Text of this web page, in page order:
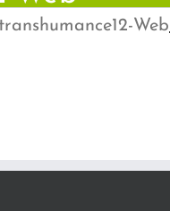
Web